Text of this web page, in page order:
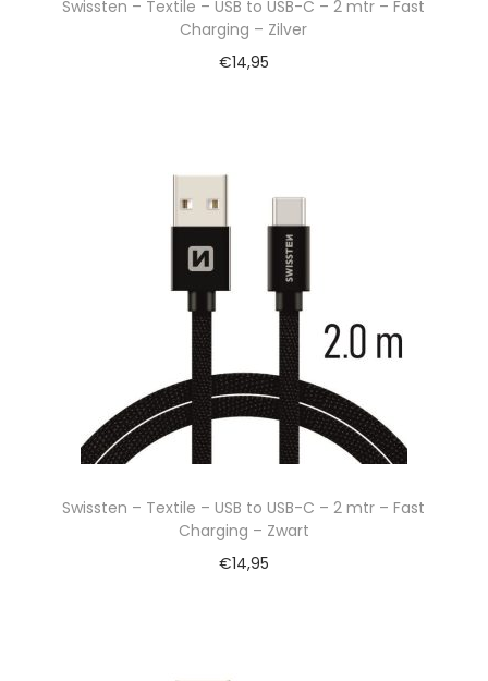
Swissten – Textile – USB to USB-C – 2 mtr – Fast
Charging – Zilver
€14,95
Swissten – Textile – USB to USB-C – 2 mtr – Fast
Charging – Zwart
€14,95